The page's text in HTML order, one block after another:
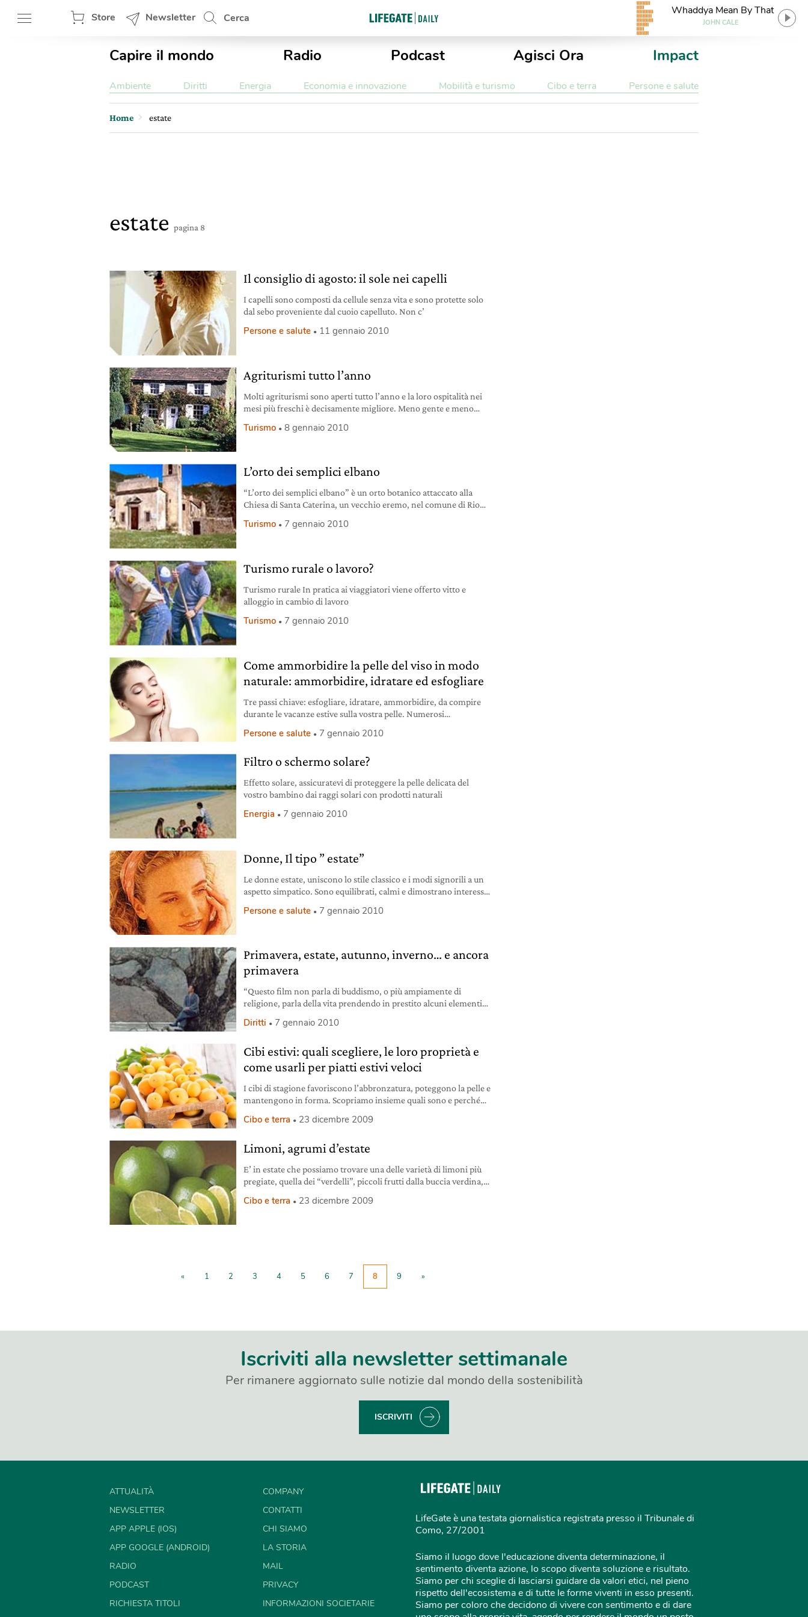
Store Newsletter Cerca
Whaddya Mean By That
JOHN CALE
Capire il mondo Radio Podcast Agisci Ora Impact
Ambiente Diritti Energia Economia e innovazione Mobilità e turismo Cibo e terra Persone e salute
Home estate
estate pagina 8
Il consiglio di agosto: il sole nei capelli
I capelli sono composti da cellule senza vita e sono protette solo
dal sebo proveniente dal cuoio capelluto. Non c’
Persone e salute 11 gennaio 2010
Agriturismi tutto l’anno
Molti agriturismi sono aperti tutto l’anno e la loro ospitalità nei
mesi più freschi è decisamente migliore. Meno gente e meno
Turismo 8 gennaio 2010
L’orto dei semplici elbano
“L’orto dei semplici elbano” è un orto botanico attaccato alla
Chiesa di Santa Caterina, un vecchio eremo, nel comune di Rio
Turismo 7 gennaio 2010
Turismo rurale o lavoro?
Turismo rurale In pratica ai viaggiatori viene offerto vitto e
alloggio in cambio di lavoro
Turismo 7 gennaio 2010
Come ammorbidire la pelle del viso in modo
naturale: ammorbidire, idratare ed esfogliare
Tre passi chiave: esfogliare, idratare, ammorbidire, da compire
durante le vacanze estive sulla vostra pelle. Numerosi
Persone e salute 7 gennaio 2010
Filtro o schermo solare?
Effetto solare, assicuratevi di proteggere la pelle delicata del
vostro bambino dai raggi solari con prodotti naturali
Energia 7 gennaio 2010
Donne, Il tipo ” estate”
Le donne estate, uniscono lo stile classico e i modi signorili a un
aspetto simpatico. Sono equilibrati, calmi e dimostrano interesse
Persone e salute 7 gennaio 2010
Primavera, estate, autunno, inverno… e ancora
primavera
“Questo film non parla di buddismo, o più ampiamente di
religione, parla della vita prendendo in prestito alcuni elementi
Diritti 7 gennaio 2010
Cibi estivi: quali scegliere, le loro proprietà e
come usarli per piatti estivi veloci
I cibi di stagione favoriscono l’abbronzatura, poteggono la pelle e
mantengono in forma. Scopriamo insieme quali sono e perché
Cibo e terra 23 dicembre 2009
Limoni, agrumi d’estate
E’ in estate che possiamo trovare una delle varietà di limoni più
pregiate, quella dei “verdelli”, piccoli frutti dalla buccia verdina,
“gialli”, i verdelli sono saporitissimi, molto profumati e adatti ad
Cibo e terra 23 dicembre 2009
« 1 2 3 4 5 6 7 8 9 »
Iscriviti alla newsletter settimanale
Per rimanere aggiornato sulle notizie dal mondo della sostenibilità
ISCRIVITI
ATTUALITÀ
NEWSLETTER
APP APPLE (IOS)
APP GOOGLE (ANDROID)
RADIO
PODCAST
RICHIESTA TITOLI
COMPANY
CONTATTI
CHI SIAMO
LA STORIA
MAIL
PRIVACY
INFORMAZIONI SOCIETARIE
LifeGate è una testata giornalistica registrata presso il Tribunale di
Como, 27/2001
Siamo il luogo dove l'educazione diventa determinazione, il
sentimento diventa azione, lo scopo diventa soluzione e risultato.
Siamo per chi sceglie di lasciarsi guidare da valori etici, nel pieno
rispetto dell'ecosistema e di tutte le forme viventi in esso presenti.
Siamo per coloro che decidono di vivere con sentimento e di dare